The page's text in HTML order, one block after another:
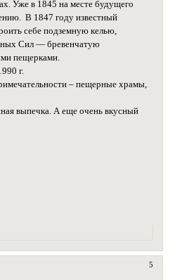
Уже в 1845 на месте будущего
В 1847 году известный
себе подземную келью,
Сил — бревенчатую
пещерками.
г.
– пещерные храмы,
выпечка. А еще очень вкусный
5